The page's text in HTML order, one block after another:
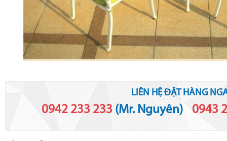
LIÊN HỆ ĐẶT HÀNG
0942 233 233 (Mr. Nguyên)- 0943